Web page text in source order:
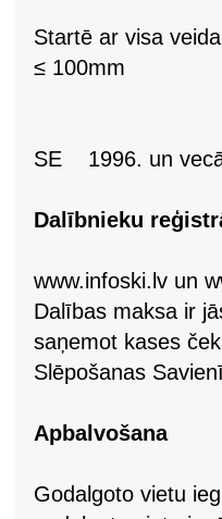
Startē ar visa
≤ 100mm
V40
V18
SE 1996. un
Dalībnieku
www.infoski.lv un
Dalības maksa ir
saņemot kases
Slēpošanas
Apbalvošana
Godalgoto vietu